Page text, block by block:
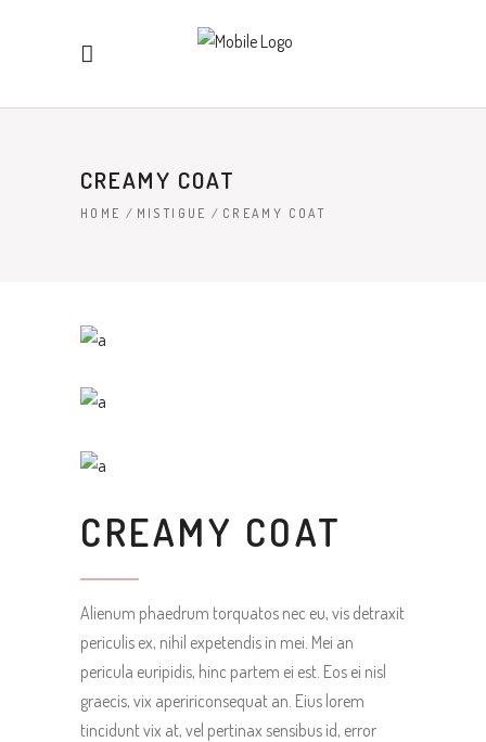
CREAMY COAT
HOME / MISTIGUE / CREAMY COAT
CREAMY COAT
Alienum phaedrum torquatos nec eu, vis detraxit
periculis ex, nihil expetendis in mei. Mei an
pericula euripidis, hinc partem ei est. Eos ei nisl
graecis, vix apeririconsequat an. Eius lorem
tincidunt vix at, vel pertinax sensibus id, error